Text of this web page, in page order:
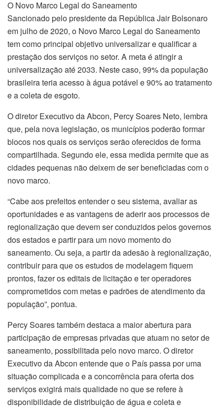
O Novo Marco Legal do Saneamento
Sancionado pelo presidente da República Jair Bolsonaro
em julho de 2020, o Novo Marco Legal do Saneamento
tem como principal objetivo universalizar e qualificar a
prestação dos serviços no setor. A meta é atingir a
universalização até 2033. Neste caso, 99% da população
brasileira teria acesso à água potável e 90% ao tratamento
e a coleta de esgoto.
O diretor Executivo da Abcon, Percy Soares Neto, lembra
que, pela nova legislação, os municípios poderão formar
blocos nos quais os serviços serão oferecidos de forma
compartilhada. Segundo ele, essa medida permite que as
cidades pequenas não deixem de ser beneficiadas com o
novo marco.
“Cabe aos prefeitos entender o seu sistema, avaliar as
oportunidades e as vantagens de aderir aos processos de
regionalização que devem ser conduzidos pelos governos
dos estados e partir para um novo momento do
saneamento. Ou seja, a partir da adesão à regionalização,
contribuir para que os estudos de modelagem fiquem
prontos, fazer os editais de licitação e ter operadores
comprometidos com metas e padrões de atendimento da
população”, pontua.
Percy Soares também destaca a maior abertura para
participação de empresas privadas que atuam no setor de
saneamento, possibilitada pelo novo marco. O diretor
Executivo da Abcon entende que o País passa por uma
situação complicada e a concorrência para oferta dos
serviços exigirá mais qualidade no que se refere à
disponibilidade de distribuição de água e coleta e